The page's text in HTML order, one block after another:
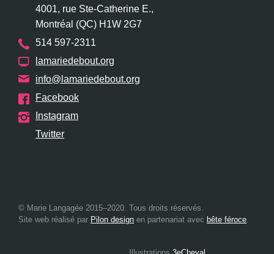
4001, rue Ste-Catherine E.,
Montréal (QC) H1W 2G7
514 597-2311
lamariedebout.org
info@lamariedebout.org
Facebook
Instagram
Twitter
© Marie Langagée 2015–2020. Tous droits réservés.
Site web réalisé par Pilon design en partenariat avec bête féroce.